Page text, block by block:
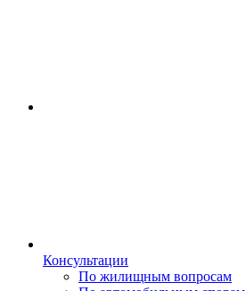
Консультации
По жилищным вопросам